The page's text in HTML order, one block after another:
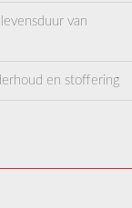
van
en stoffering